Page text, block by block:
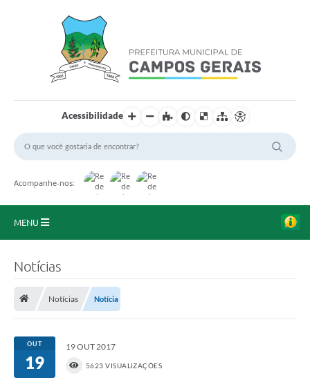
Acessibilidade
Acompanhe-nos:
MENU
Portal da Transparência
Secretarias
Notícias
Notícias Notícia
OUT
19
19 OUT 2017
5623 VISUALIZAÇÕES